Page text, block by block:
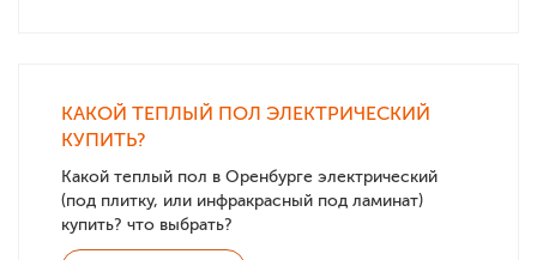
КАКОЙ ТЕПЛЫЙ ПОЛ ЭЛЕКТРИЧЕСКИЙ
КУПИТЬ?
Какой теплый пол в Оренбурге электрический
(под плитку, или инфракрасный под ламинат)
купить? что выбрать?